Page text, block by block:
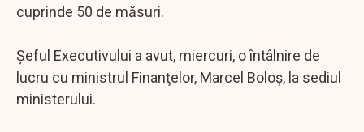
cuprinde 50 de măsuri.
Şeful Executivului a avut, miercuri, o întâlnire de
lucru cu ministrul Finanţelor, Marcel Boloş, la sediul
ministerului.